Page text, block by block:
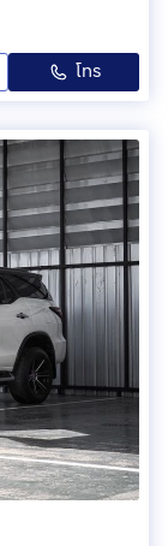
โทร